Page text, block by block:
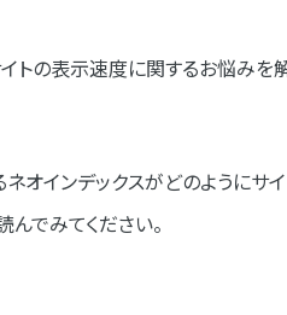
トの表示速度に関するお悩みを
オインデックスがどのようにサ
でみてください。